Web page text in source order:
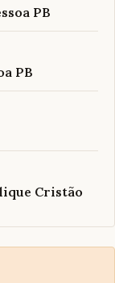
PB
PB
Cristão